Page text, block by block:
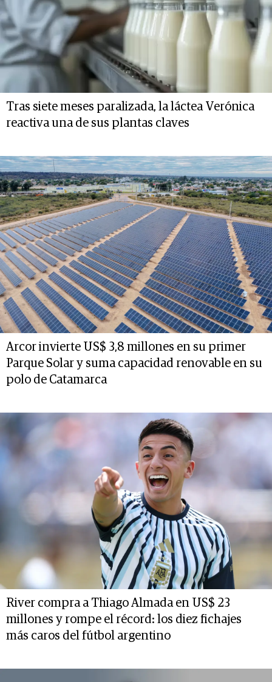
Tras siete meses paralizada, la láctea Verónica
reactiva una de sus plantas claves
Arcor invierte US$ 3,8 millones en su primer
Parque Solar y suma capacidad renovable en su
polo de Catamarca
River compra a Thiago Almada en US$ 23
millones y rompe el récord: los diez fichajes
más caros del fútbol argentino